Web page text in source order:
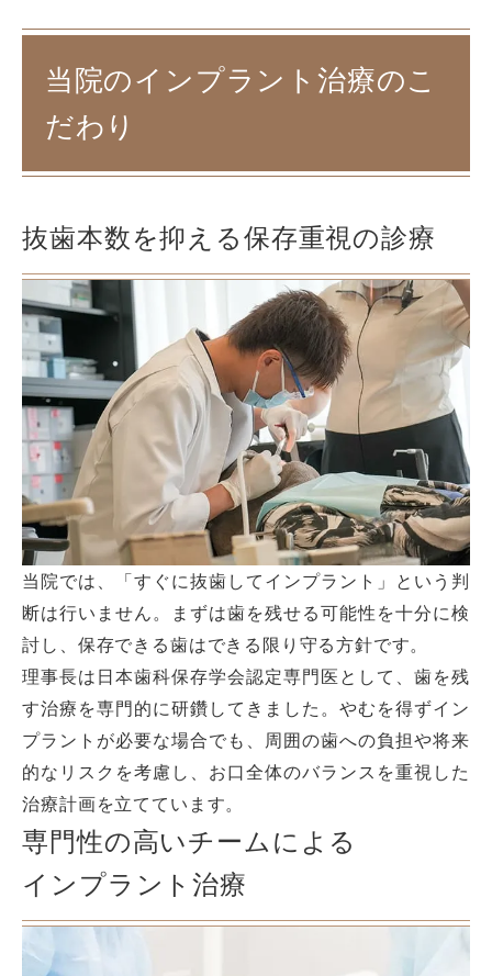
当院のインプラント治療のこ
だわり
抜歯本数を抑える保存重視の診療
当院では、「すぐに抜歯してインプラント」という判
断は行いません。まずは歯を残せる可能性を十分に検
討し、保存できる歯はできる限り守る方針です。
理事長は日本歯科保存学会認定専門医として、歯を残
す治療を専門的に研鑽してきました。やむを得ずイン
プラントが必要な場合でも、周囲の歯への負担や将来
的なリスクを考慮し、お口全体のバランスを重視した
治療計画を立てています。
専門性の高いチームによる
インプラント治療